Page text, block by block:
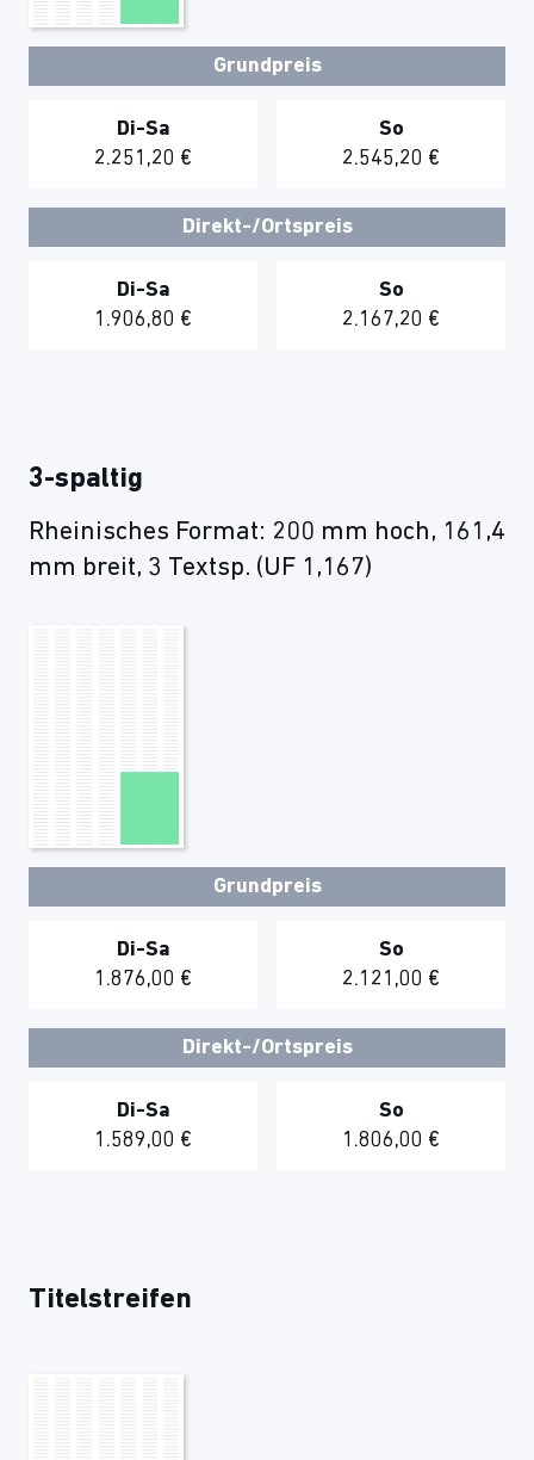
Grundpreis
Di-Sa
2.251,20 €
So
2.545,20 €
Direkt-/Ortspreis
Di-Sa
1.906,80 €
So
2.167,20 €
3-spaltig
Rheinisches Format: 200 mm hoch, 161,4
mm breit, 3 Textsp. (UF 1,167)
Grundpreis
Di-Sa
1.876,00 €
So
2.121,00 €
Direkt-/Ortspreis
Di-Sa
1.589,00 €
So
1.806,00 €
Titelstreifen